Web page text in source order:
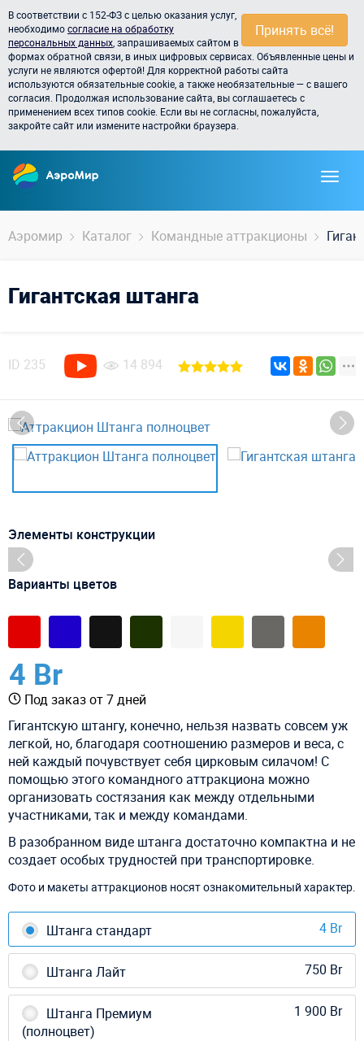
Принять всё!
В соответствии с 152-ФЗ с целью оказания услуг,
необходимосогласие на обработку
персональных данных , запрашиваемых сайтом в
формах обратной связи, в иных цифровых сервисах. Объявленные цены и
услуги не являются офертой! Для корректной работы сайта
используются обязательные cookie, а также необязательные — с вашего
согласия. Продолжая использование сайта, вы соглашаетесь с
применением всех типов cookie. Если вы не согласны, пожалуйста,
закройте сайт или измените настройки браузера.
Аэромир Каталог Командные аттракционы
Гигантская штанга
ID 235 14 894
Элементы конструкции
Варианты цветов
4 Br
Под заказ от 7 дней
Гигантскую штангу, конечно, нельзя назвать совсем уж
легкой, но, благодаря соотношению размеров и веса, с
ней каждый почувствует себя цирковым силачом! С
помощью этого командного аттракциона можно
организовать состязания как между отдельными
участниками, так и между командами.
В разобранном виде штанга достаточно компактна и не
создает особых трудностей при транспортировке.
Фото и макеты аттракционов носят ознакомительный характер.
Штанга стандарт 4 Br
Штанга Лайт 750 Br
Штанга Премиум
(полноцвет)
1 900 Br